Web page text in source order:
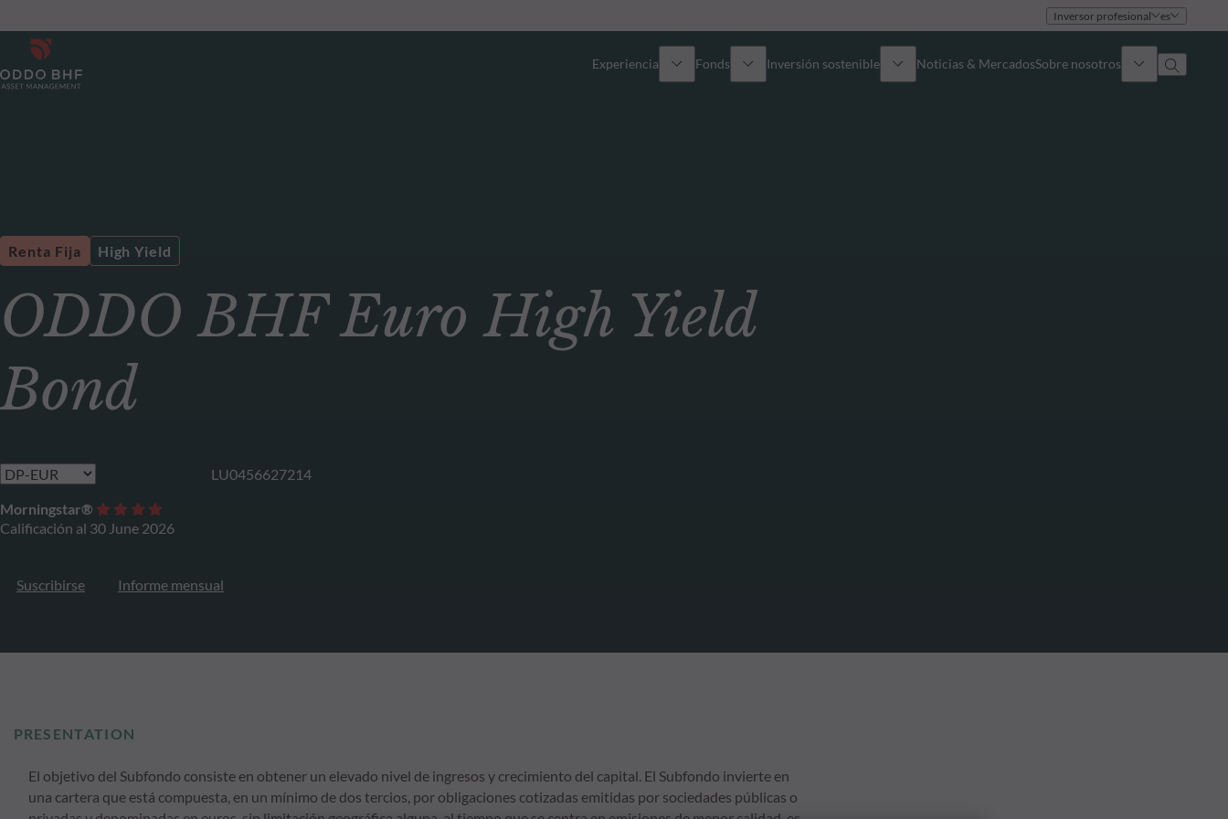
Inversor profesional es
Experiencia
Multiactivos
Activos privados
Fonds
Cómo suscribirse
Inversión sostenible Noticias & MercadosSobre nosotros
ODDO BHF Euro High Yield
Bond
Renta Fija High Yield
LU0456627214
Morningstar®
Calificación al 30 June 2026
Suscribirse Informe mensual
PRESENTATION
El objetivo del Subfondo consiste en obtener un elevado nivel de ingresos y crecimiento del capital. El Subfondo invierte en
una cartera que está compuesta, en un mínimo de dos tercios, por obligaciones cotizadas emitidas por sociedades públicas o